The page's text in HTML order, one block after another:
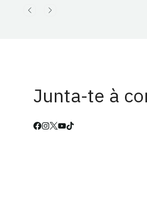
Junta-te à